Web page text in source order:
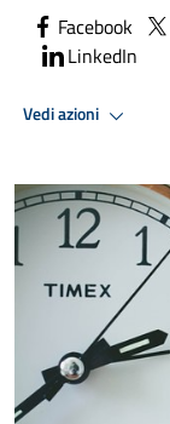
Facebook
LinkedIn
Vedi azioni